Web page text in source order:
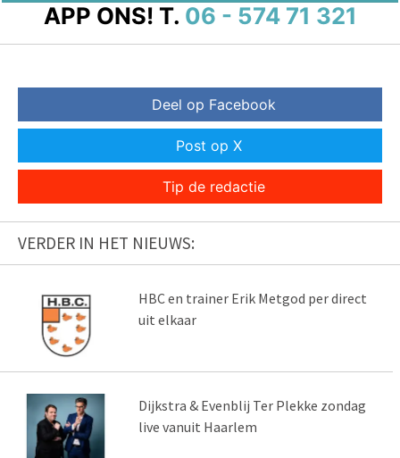
APP ONS! T. 06 - 574 71 321
Deel op Facebook
Post op X
Tip de redactie
VERDER IN HET NIEUWS:
HBC en trainer Erik Metgod per direct
uit elkaar
Dijkstra & Evenblij Ter Plekke zondag
live vanuit Haarlem